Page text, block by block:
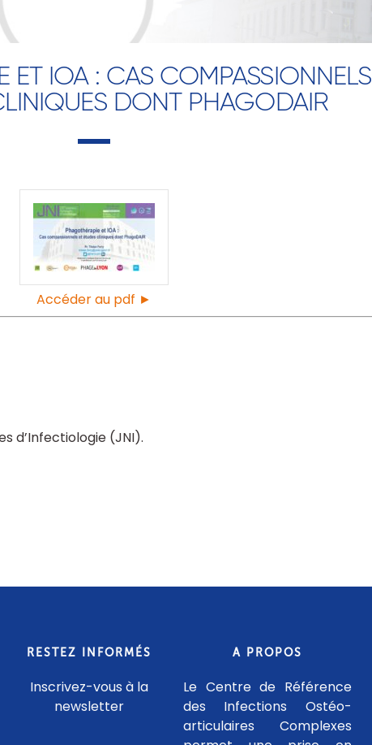
ET IOA : CAS COMPASSIONNELS
DONT PHAGODAIR
Accéder au pdf ►
d’Infectiologie (JNI)
RESTEZ INFORMÉS
Inscrivez-vous à la
newsletter
A PROPOS
Le Centre de Référence
des Infections Ostéo-
articulaires Complexes